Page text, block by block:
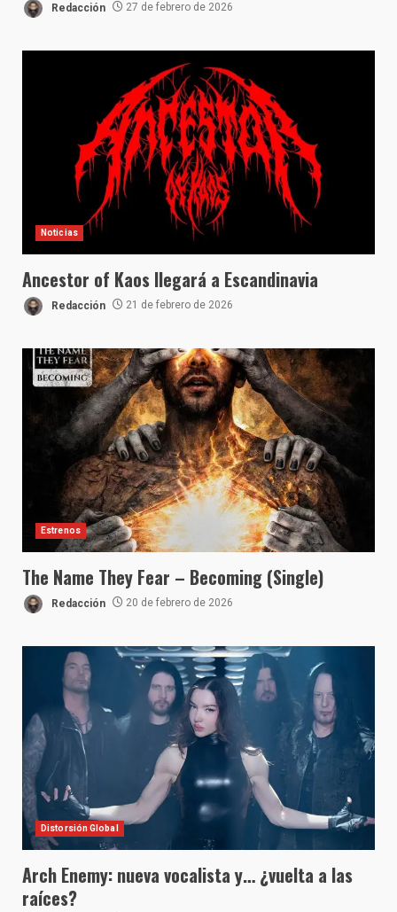
Redacción 27 de febrero de 2026
Noticias
Ancestor of Kaos llegará a Escandinavia
Redacción 21 de febrero de 2026
Estrenos
The Name They Fear – Becoming (Single)
Redacción 20 de febrero de 2026
Distorsión Global
Arch Enemy: nueva vocalista y… ¿vuelta a las
raíces?